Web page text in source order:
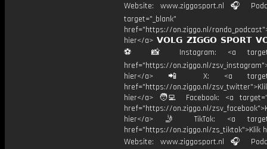
Website: www.ziggosport.nl 🎧
target="_blank"
href="https://on.ziggo.nl/
hier</a> 𝗩𝗢𝗟𝗚 𝗭𝗜𝗚𝗚𝗢 𝗦𝗣𝗢𝗥𝗧
⚽️ 📸 Instagram: <a
href="https://on.ziggo.nl/
hier</a> 📲 X: <a
href="https://on.ziggo.nl/
hier</a> 🧑‍💻 Facebook: <a
href="https://on.ziggo.nl/
hier</a> 🤳 TikTok: <a
href="https://on.ziggo.nl/zs_tiktok">Klik
Website: www.ziggosport.nl 🎧